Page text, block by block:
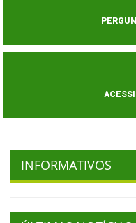
INFORMATIVOS